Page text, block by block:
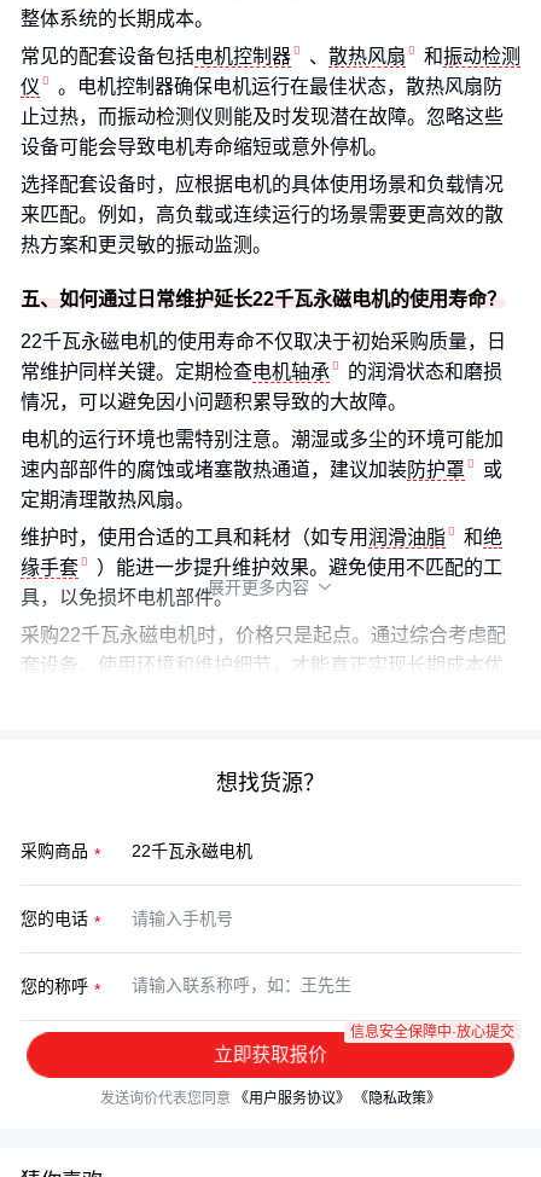
整体系统的长期成本。
常见的配套设备包括电机控制器 、 散热风扇 和振动检测
仪
。电机控制器确保电机运行在最佳状态，散热风扇防
止过热，而振动检测仪则能及时发现潜在故障。忽略这些
设备可能会导致电机寿命缩短或意外停机。
选择配套设备时，应根据电机的具体使用场景和负载情况
来匹配。例如，高负载或连续运行的场景需要更高效的散
热方案和更灵敏的振动监测。
五、如何通过日常维护延长22千瓦永磁电机的使用寿命？
22千瓦永磁电机的使用寿命不仅取决于初始采购质量，日
常维护同样关键。定期检查电机轴承
的润滑状态和磨损
情况，可以避免因小问题积累导致的大故障。
电机的运行环境也需特别注意。潮湿或多尘的环境可能加
速内部部件的腐蚀或堵塞散热通道，建议加装防护罩
或
定期清理散热风扇。
维护时，使用合适的工具和耗材（如专用润滑油脂 和绝
缘手套
）能进一步提升维护效果。避免使用不匹配的工
具，以免损坏电机部件。
采购22千瓦永磁电机时，价格只是起点。通过综合考虑配
套设备、使用环境和维护细节，才能真正实现长期成本优
展开更多内容 
想找货源？
采购商品
您的电话
您的称呼
立即获取报价
信息安全保障中·放心提交
发送询价代表您同意 《用户服务协议》 《隐私政策》